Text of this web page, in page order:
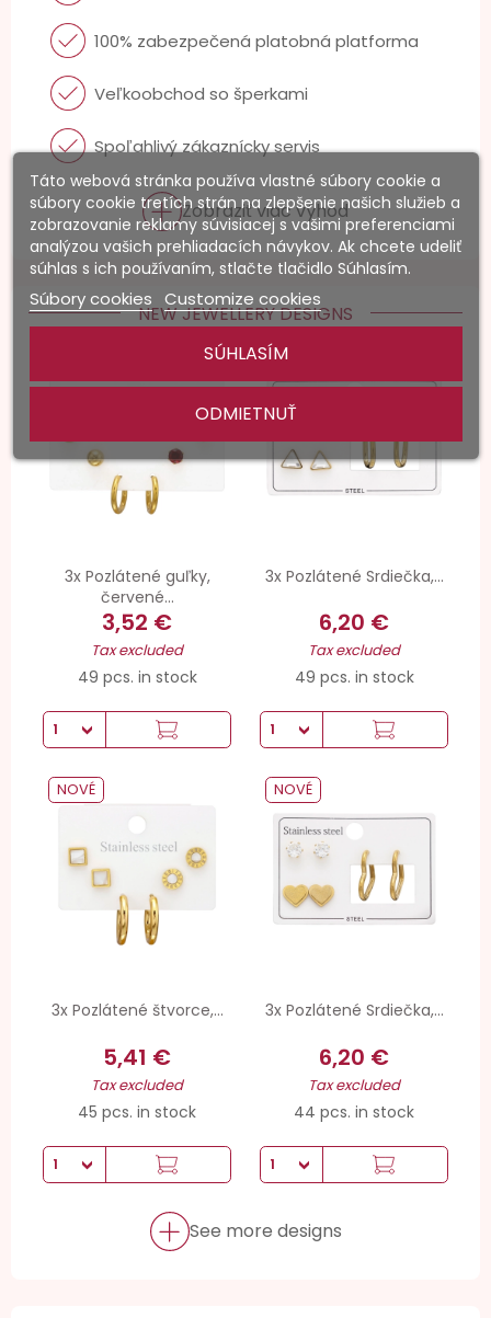
100% zabezpečená platobná platforma
Veľkoobchod so šperkami
Spoľahlivý zákaznícky servis
Zobraziť viac výhod
NEW JEWELLERY DESIGNS
3x Pozlátené guľky,
červené...
3,52 €
Tax excluded
49 pcs. in stock
3x Pozlátené Srdiečka,...
6,20 €
Tax excluded
49 pcs. in stock
NOVÉ
3x Pozlátené štvorce,...
5,41 €
Tax excluded
45 pcs. in stock
NOVÉ
3x Pozlátené Srdiečka,...
6,20 €
Tax excluded
44 pcs. in stock
NOVÉ
See more designs
Táto webová stránka používa vlastné súbory cookie a
súbory cookie tretích strán na zlepšenie našich služieb a
zobrazovanie reklamy súvisiacej s vašimi preferenciami
analýzou vašich prehliadacích návykov. Ak chcete udeliť
súhlas s ich používaním, stlačte tlačidlo Súhlasím.
Súbory cookies Customize cookies
ODMIETNUŤ
SÚHLASÍM